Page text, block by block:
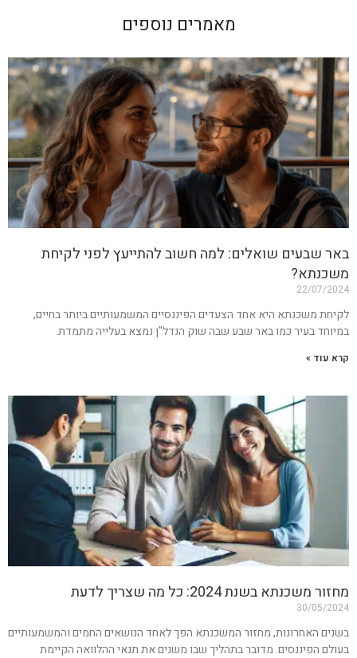
מאמרים נוספים
באר שבעים שואלים: למה חשוב להתייעץ לפני לקיחת
משכנתא?
22/07/2024
לקיחת משכנתא היא אחד הצעדים הפיננסיים המשמעותיים ביותר בחיים,
במיוחד בעיר כמו באר שבע שבה שוק הנדל"ן נמצא בעלייה מתמדת.
קרא עוד »
מחזור משכנתא בשנת 2024: כל מה שצריך לדעת
30/05/2024
בשנים האחרונות, מחזור המשכנתא הפך לאחד הנושאים החמים והמשמעותיים
בעולם הפיננסים. מדובר בתהליך שבו משנים את תנאי ההלוואה הקיימת